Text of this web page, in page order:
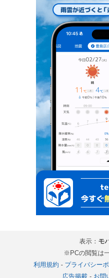
表示： モ
※PCの閲覧は
利用規約 - プライバシー
広告掲載- お問